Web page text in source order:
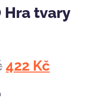
Hra tvary
422 Kč